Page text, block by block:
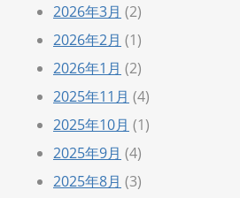
2026年3月 (2)
2026年2月 (1)
2026年1月 (2)
2025年11月 (4)
2025年10月 (1)
2025年9月 (4)
2025年8月 (3)